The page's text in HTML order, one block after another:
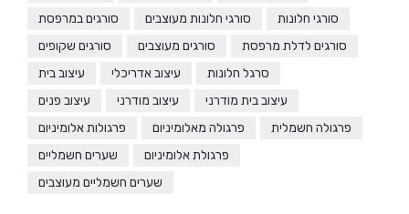
סורגי חלונות
סורגי חלונות מעוצבים
סורגים במרפסת
סורגים לדלת מרפסת
סורגים מעוצבים
סורגים שקופים
סרגל חלונות
עיצוב אדריכלי
עיצוב בית
עיצוב בית מודרני
עיצוב מודרני
עיצוב פנים
פרגולה חשמלית
פרגולה מאלומיניום
פרגולות אלומיניום
פרגולת אלומיניום
שערים חשמליים
שערים חשמליים מעוצבים